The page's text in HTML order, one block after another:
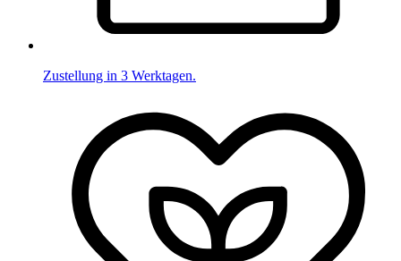
Zustellung in 3 Werktagen.